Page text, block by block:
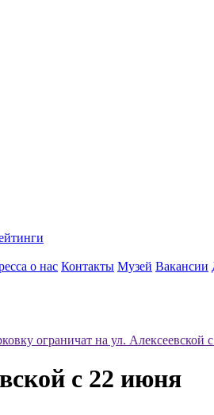
о нас Контакты Музей Вакансии
ограничат на ул. Алексеевской
с 22 июня